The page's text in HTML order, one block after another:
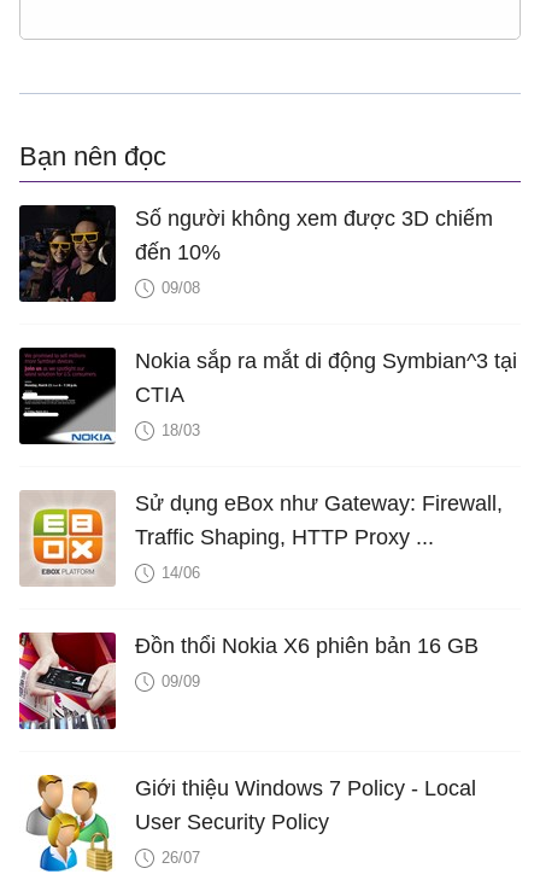
Bạn nên đọc
Số người không xem được 3D chiếm
đến 10%
09/08
Nokia sắp ra mắt di động Symbian^3 tại
CTIA
18/03
Sử dụng eBox như Gateway: Firewall,
Traffic Shaping, HTTP Proxy ...
14/06
Đồn thổi Nokia X6 phiên bản 16 GB
09/09
Giới thiệu Windows 7 Policy - Local
User Security Policy
26/07